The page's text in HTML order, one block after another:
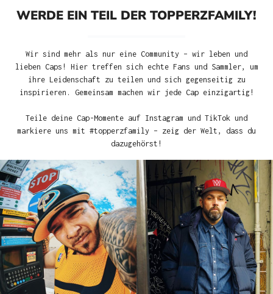
WERDE EIN TEIL DER TOPPERZFAMILY!
Wir sind mehr als nur eine Community – wir leben und
lieben Caps! Hier treffen sich echte Fans und Sammler, um
ihre Leidenschaft zu teilen und sich gegenseitig zu
inspirieren. Gemeinsam machen wir jede Cap einzigartig!
Teile deine Cap-Momente auf Instagram und TikTok und
markiere uns mit #topperzfamily – zeig der Welt, dass du
dazugehörst!